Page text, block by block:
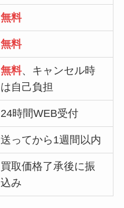
無料
無料
無料、キャンセル時
は自己負担
24時間WEB受付
送ってから1週間以内
買取価格了承後に振
込み